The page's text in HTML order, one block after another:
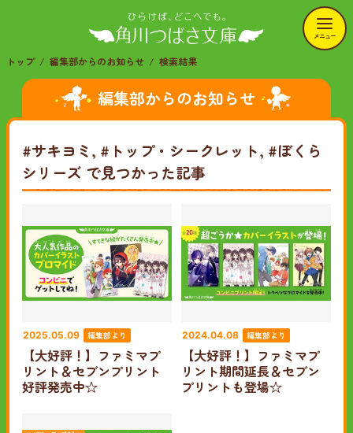
メニュー
トップ 編集部からのお知らせ 検索結果
編集部からのお知らせ
#サキヨミ, #トップ・シークレット, #ぼくら
シリーズ で見つかった記事
2025.05.09 編集部より
【大好評！】ファミマプ
リント＆セブンプリント
好評発売中☆
2024.04.08 編集部より
【大好評！】ファミマプ
リント期間延長＆セブン
プリントも登場☆